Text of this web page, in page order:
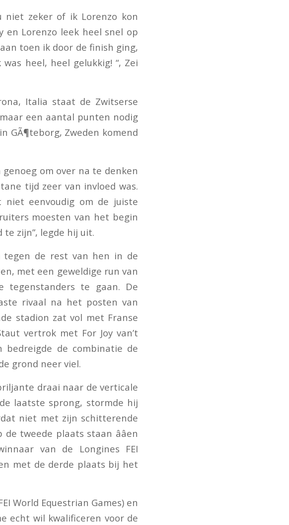
niet zeker of ik Lorenzo kon
en Lorenzo leek heel snel op
toen ik door de finish ging,
heel, heel gelukkig! “, Zei
Italia staat de Zwitserse
een aantal punten nodig
GÃ¶teborg, Zweden komend
om over na te denken
tijd zeer van invloed was.
eenvoudig om de juiste
moesten van het begin
zijn”, legde hij uit.
tegen de rest van hen in de
met een geweldige run van
tegenstanders te gaan. De
rivaal na het posten van
stadion zat vol met Franse
vertrok met For Joy van’t
bedreigde de combinatie de
grond neer viel.
draai naar de verticale
laatste sprong, stormde hij
niet met zijn schitterende
tweede plaats staan ââen
van de Longines FEI
met de derde plaats bij het
World Equestrian Games) en
echt wil kwalificeren voor de